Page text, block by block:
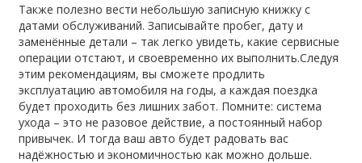
Также полезно вести небольшую записную книжку с
датами обслуживаний. Записывайте пробег, дату и
заменённые детали – так легко увидеть, какие сервисные
операции отстают, и своевременно их выполнить.Следуя
этим рекомендациям, вы сможете продлить
эксплуатацию автомобиля на годы, а каждая поездка
будет проходить без лишних забот. Помните: система
ухода – это не разовое действие, а постоянный набор
привычек. И тогда ваш авто будет радовать вас
надёжностью и экономичностью как можно дольше.